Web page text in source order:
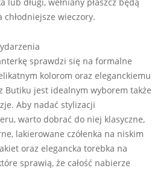
lub długi, wełniany płaszcz będą
chłodniejsze wieczory.
sprawdzi się na formalne
kolorom oraz eleganckiemu
Butiku jest idealnym wyborem także
Aby nadać stylizacji
warto dobrać do niej klasyczne,
lakierowane czółenka na niskim
oraz elegancka torebka na
sprawią, że całość nabierze